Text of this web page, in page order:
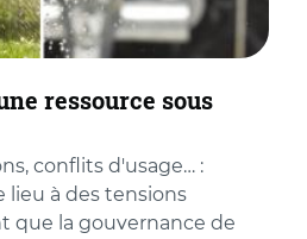
ressource sous
conflits d'usage… :
lieu à des tensions
que la gouvernance de